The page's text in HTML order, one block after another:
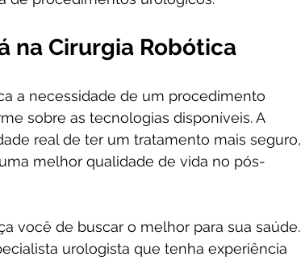
na Cirurgia Robótica
a necessidade de um procedimento
sobre as tecnologias disponíveis. A
real de ter um tratamento mais seguro,
melhor qualidade de vida no pós-
você de buscar o melhor para sua saúde.
urologista que tenha experiência